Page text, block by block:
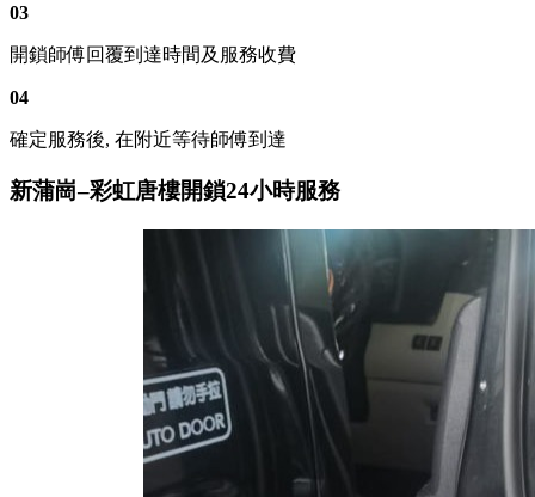
03
開鎖師傅回覆到達時間及服務收費
04
確定服務後, 在附近等待師傅到達
新蒲崗–彩虹唐樓開鎖24小時服務